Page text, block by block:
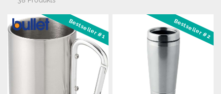
Bestseller #1 Bestseller #2